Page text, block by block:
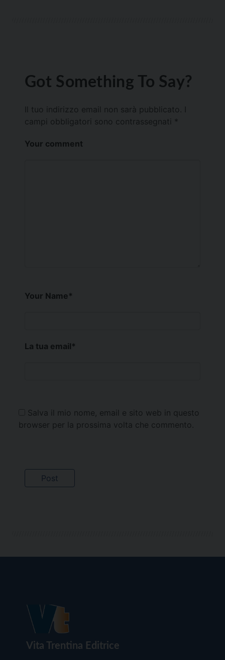
Got Something To Say?
Il tuo indirizzo email non sarà pubblicato.
campi obbligatori sono contrassegnati *
Your comment
Your Name*
La tua email*
Salva il mio nome, email e sito web in questo
browser per la prossima volta che commento.
Vita Trentina Editrice